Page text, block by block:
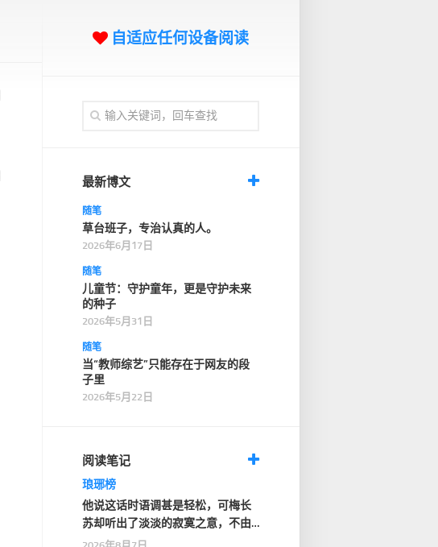
自适应任何设备阅读
最新博文
随笔
草台班子，专治认真的人。
2026年6月17日
随笔
儿童节：守护童年，更是守护未来
的种子
2026年5月31日
随笔
当“教师综艺”只能存在于网友的段
子里
2026年5月22日
阅读笔记
琅琊榜
他说这话时语调甚是轻松，可梅长
苏却听出了淡淡的寂寞之意，不由
深深看了他一眼